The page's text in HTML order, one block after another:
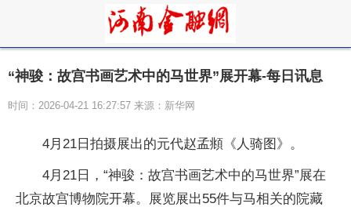
“神骏：故宫书画艺术中的马世界”展开幕-每日讯息
时间：2026-04-21 16:27:57 来源：新华网
4月21日拍摄展出的元代赵孟頫《人骑图》。
4月21日，“神骏：故宫书画艺术中的马世界”展在
北京故宫博物院开幕。展览展出55件与马相关的院藏